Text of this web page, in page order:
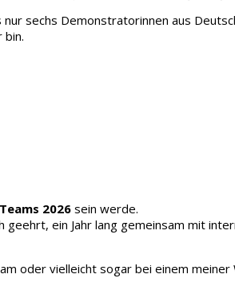
nur sechs Demonstratorinnen aus
bin.
2026sein werde.
ein Jahr lang gemeinsam mit
oder vielleicht sogar bei einem